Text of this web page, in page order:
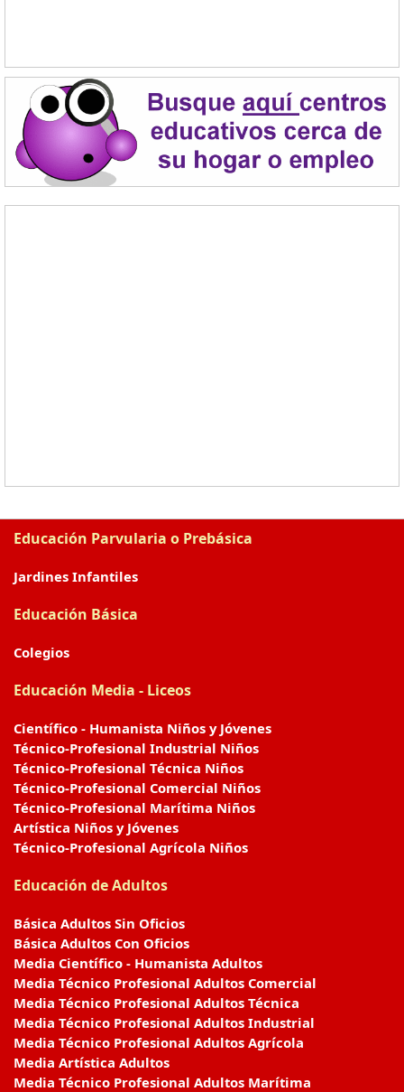
Educación Parvularia o Prebásica
Jardines Infantiles
Educación Básica
Colegios
Educación Media - Liceos
Científico - Humanista Niños y Jóvenes
Técnico-Profesional Industrial Niños
Técnico-Profesional Técnica Niños
Técnico-Profesional Comercial Niños
Técnico-Profesional Marítima Niños
Artística Niños y Jóvenes
Técnico-Profesional Agrícola Niños
Educación de Adultos
Básica Adultos Sin Oficios
Básica Adultos Con Oficios
Media Científico - Humanista Adultos
Media Técnico Profesional Adultos Comercial
Media Técnico Profesional Adultos Técnica
Media Técnico Profesional Adultos Industrial
Media Técnico Profesional Adultos Agrícola
Media Artística Adultos
Media Técnico Profesional Adultos Marítima